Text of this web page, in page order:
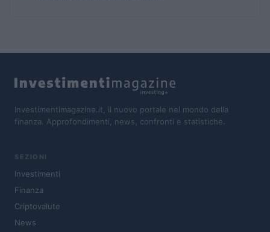
Investimentimagazine.it, il nuovo portale nel mondo della
finanza. Approfondimenti, news, confronti e statistiche.
SEZIONI
Investimenti
Finanza
Criptovalute
News